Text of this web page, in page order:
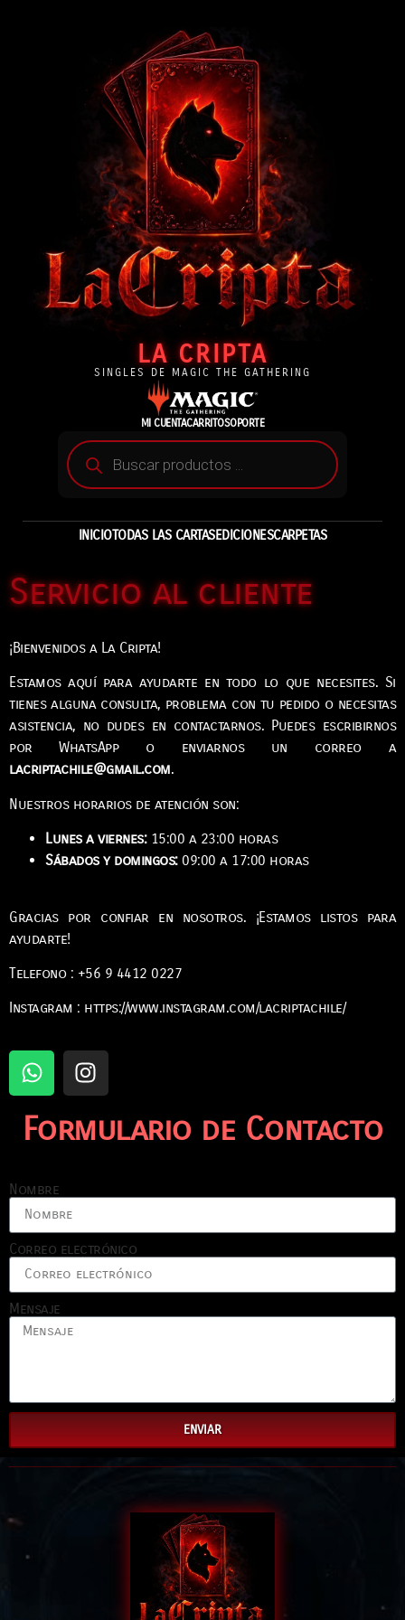
LA CRIPTA
SINGLES DE MAGIC THE GATHERING
MI CUENTACARRITOSOPORTE
INICIOTODAS LAS CARTASEDICIONESCARPETAS
Servicio al cliente
¡Bienvenidos a La Cripta!
Estamos aquí para ayudarte en todo lo que necesites. Si
tienes alguna consulta, problema con tu pedido o necesitas
asistencia, no dudes en contactarnos. Puedes escribirnos
por WhatsApp o enviarnos un correo a
lacriptachile@gmail.com.
Nuestros horarios de atención son:
Lunes a viernes:15:00 a 23:00 horas
Sábados y domingos:09:00 a 17:00 horas
Gracias por confiar en nosotros. ¡Estamos listos para
ayudarte!
Telefono : +56 9 4412 0227
Instagram : https://www.instagram.com/lacriptachile/
Formulario de Contacto
Nombre
Correo electrónico
Mensaje
ENVIAR